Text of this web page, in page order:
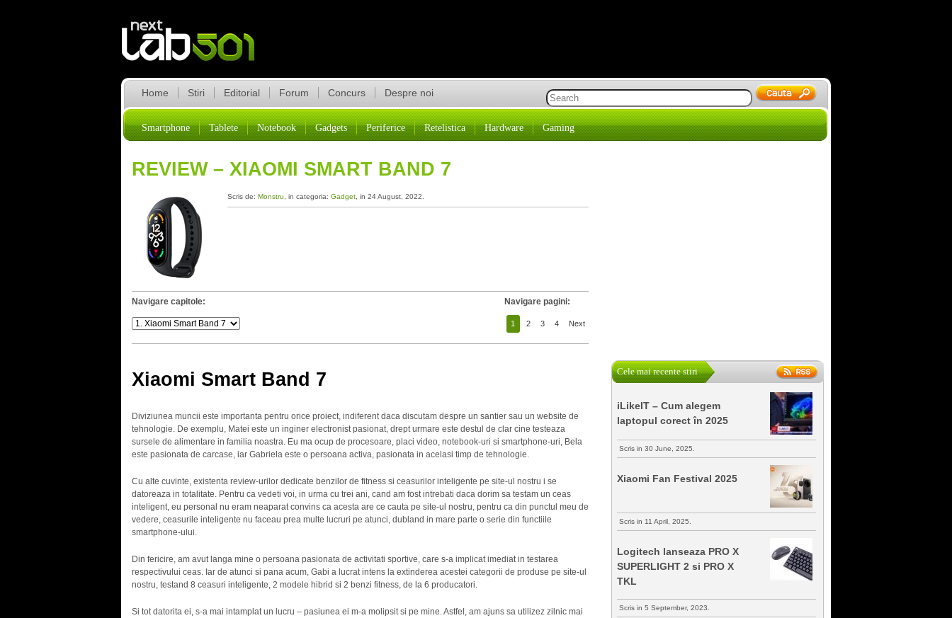
Home Stiri Editorial Forum Concurs Despre noi
Smartphone Tablete Notebook Gadgets Periferice Retelistica Hardware Gaming
REVIEW – XIAOMI SMART BAND 7
Scris de: Monstru , in categoria: Gadget , in 24 August, 2022.
Navigare capitole: Navigare pagini:
1 2 3 4 Next
Xiaomi Smart Band 7
Diviziunea muncii este importanta pentru orice proiect, indiferent daca discutam despre un santier sau un website de
tehnologie. De exemplu, Matei este un inginer electronist pasionat, drept urmare este destul de clar cine testeaza
sursele de alimentare in familia noastra. Eu ma ocup de procesoare, placi video, notebook-uri si smartphone-uri, Bela
este pasionata de carcase, iar Gabriela este o persoana activa, pasionata in acelasi timp de tehnologie.
Cu alte cuvinte, existenta review-urilor dedicate benzilor de fitness si ceasurilor inteligente pe site-ul nostru i se
datoreaza in totalitate. Pentru ca vedeti voi, in urma cu trei ani, cand am fost intrebati daca dorim sa testam un ceas
inteligent, eu personal nu eram neaparat convins ca acesta are ce cauta pe site-ul nostru, pentru ca din punctul meu de
vedere, ceasurile inteligente nu faceau prea multe lucruri pe atunci, dubland in mare parte o serie din functiile
smartphone-ului.
Din fericire, am avut langa mine o persoana pasionata de activitati sportive, care s-a implicat imediat in testarea
respectivului ceas. Iar de atunci si pana acum, Gabi a lucrat intens la extinderea acestei categorii de produse pe site-ul
nostru, testand 8 ceasuri inteligente, 2 modele hibrid si 2 benzi fitness, de la 6 producatori.
Si tot datorita ei, s-a mai intamplat un lucru – pasiunea ei m-a molipsit si pe mine. Astfel, am ajuns sa utilizez zilnic mai
Cele mai recente stiri
iLikeIT – Cum alegem
laptopul corect în 2025
Scris in 30 June, 2025.
Xiaomi Fan Festival 2025
Scris in 11 April, 2025.
Logitech lanseaza PRO X
SUPERLIGHT 2 si PRO X
TKL
Scris in 5 September, 2023.